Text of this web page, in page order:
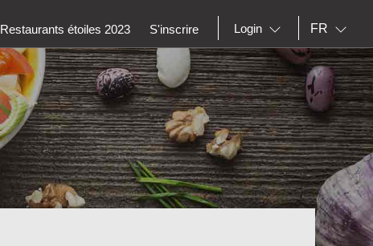
Restaurants étoiles 2023 S'inscrire Login FR